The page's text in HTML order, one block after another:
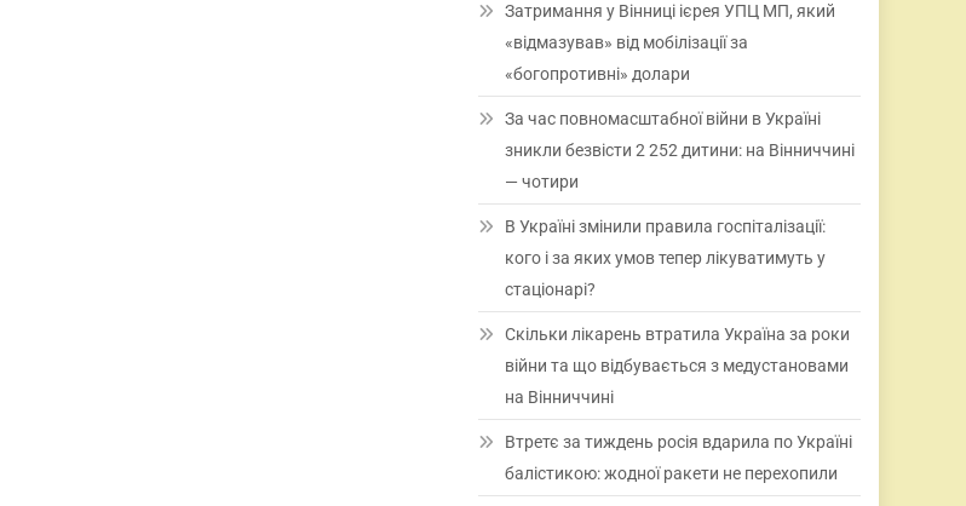
Затримання у Вінниці ієрея УПЦ МП, який
«відмазував» від мобілізації за
«богопротивні» долари
За час повномасштабної війни в Україні
зникли безвісти 2 252 дитини: на Вінниччині
— чотири
В Україні змінили правила госпіталізації:
кого і за яких умов тепер лікуватимуть у
стаціонарі?
Скільки лікарень втратила Україна за роки
війни та що відбувається з медустановами
на Вінниччині
Втретє за тиждень росія вдарила по Україні
балістикою: жодної ракети не перехопили